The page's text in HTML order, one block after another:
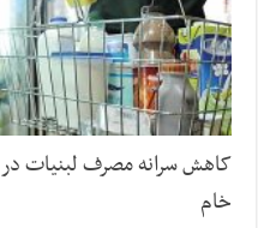
کاهش سرانه مصرف لبنیات در
خام